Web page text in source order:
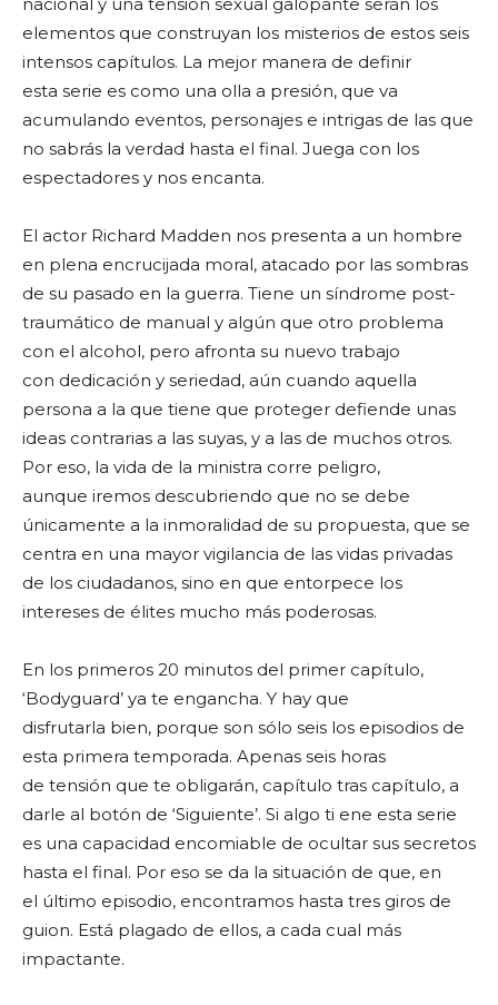
elementos que construyan los misterios de estos seis
intensos capítulos. La mejor manera de definir
esta serie es como una olla a presión, que va
acumulando eventos, personajes e intrigas de las que
no sabrás la verdad hasta el final. Juega con los
espectadores y nos encanta.
El actor Richard Madden nos presenta a un hombre
en plena encrucijada moral, atacado por las sombras
de su pasado en la guerra. Tiene un síndrome post-
traumático de manual y algún que otro problema
con el alcohol, pero afronta su nuevo trabajo
con dedicación y seriedad, aún cuando aquella
persona a la que tiene que proteger defiende unas
ideas contrarias a las suyas, y a las de muchos otros.
Por eso, la vida de la ministra corre peligro,
aunque iremos descubriendo que no se debe
únicamente a la inmoralidad de su propuesta, que se
centra en una mayor vigilancia de las vidas privadas
de los ciudadanos, sino en que entorpece los
intereses de élites mucho más poderosas.
En los primeros 20 minutos del primer capítulo,
‘Bodyguard’ ya te engancha. Y hay que
disfrutarla bien, porque son sólo seis los episodios de
esta primera temporada. Apenas seis horas
de tensión que te obligarán, capítulo tras capítulo, a
darle al botón de ‘Siguiente’. Si algo ti ene esta serie
es una capacidad encomiable de ocultar sus secretos
hasta el final. Por eso se da la situación de que, en
el último episodio, encontramos hasta tres giros de
guion. Está plagado de ellos, a cada cual más
impactante.